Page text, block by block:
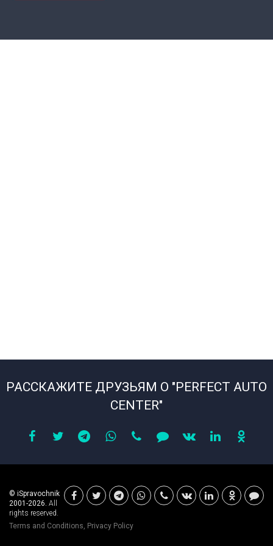
РАССКАЖИТЕ ДРУЗЬЯМ О "PERFECT AUTO
CENTER"
© iSpravochnik
2001-2026. All
rights reserved.
Terms and Conditions, Privacy Policy